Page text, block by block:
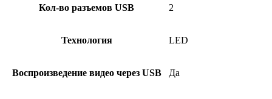
Кол-во разъемов USB 2
Технология LED
Воспроизведение видео через USB Да